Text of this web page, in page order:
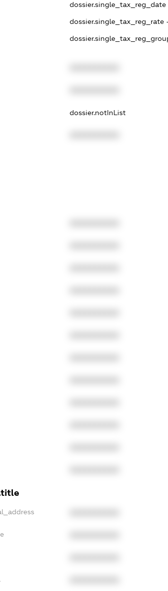
dossier.single_tax_reg_date
dossier.single_tax_reg_rate
dossier.notInList